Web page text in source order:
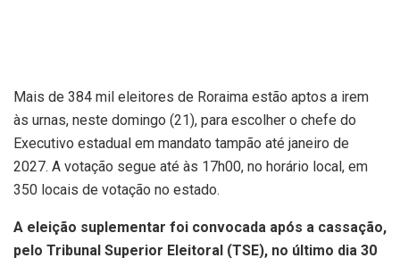
Mais de 384 mil eleitores de Roraima estão aptos a irem
às urnas, neste domingo (21), para escolher o chefe do
Executivo estadual em mandato tampão até janeiro de
2027. A votação segue até às 17h00, no horário local, em
350 locais de votação no estado.
A eleição suplementar foi convocada após a cassação,
pelo Tribunal Superior Eleitoral (TSE), no último dia 30